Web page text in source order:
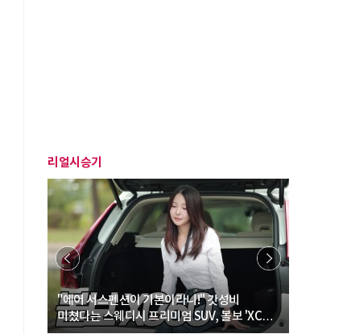
리얼시승기
"에어 서스펜션이 기본이라니!" 갓성비
미쳤다는 스웨디시 프리미엄 SUV, 볼보 'XC60